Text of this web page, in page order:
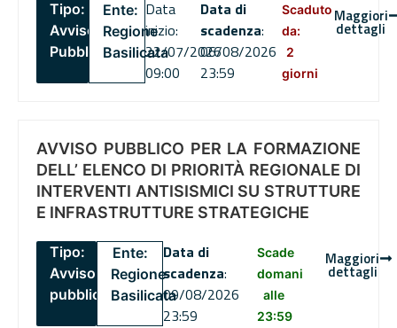
Tipo:
Avviso
Pubblico
Ente:
Regione
Basilicata
Data
inizio:
22/07/2026
09:00
Data di
scadenza:
06/08/2026
23:59
Scaduto
da:
2
giorni
Maggiori
dettagli
AVVISO PUBBLICO PER LA FORMAZIONE
DELL’ ELENCO DI PRIORITÀ REGIONALE DI
INTERVENTI ANTISISMICI SU STRUTTURE
E INFRASTRUTTURE STRATEGICHE
Tipo:
Avviso
pubblico
Ente:
Regione
Basilicata
Data di
scadenza:
09/08/2026
23:59
Scade
domani
alle
23:59
Maggiori
dettagli